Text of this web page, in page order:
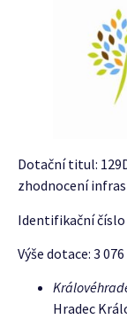
Dotační titul:
zhodnocení
Identifikační číslo
Výše dotace: 3
Hradec